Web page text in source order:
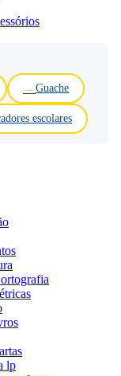
Guache
escolares
lp